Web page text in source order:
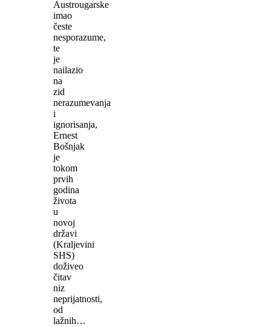
Austrougarske
imao
česte
nesporazume,
te
je
nailazio
na
zid
nerazumevanja
i
ignorisanja,
Ernest
Bošnjak
je
tokom
prvih
godina
života
u
novoj
državi
(Kraljevini
SHS)
doživeo
čitav
niz
neprijatnosti,
od
lažnih…